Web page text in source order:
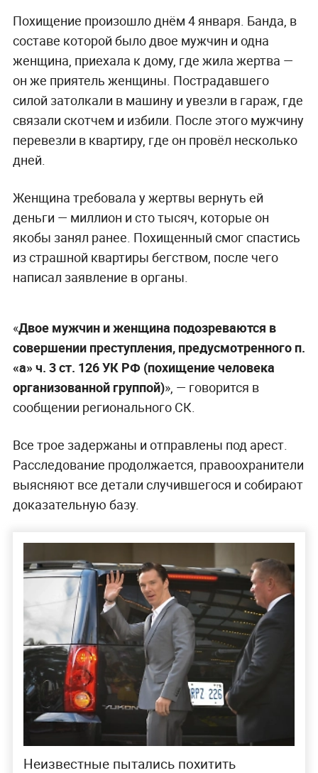
Похищение произошло днём 4 января. Банда, в
составе которой было двое мужчин и одна
женщина, приехала к дому, где жила жертва —
он же приятель женщины. Пострадавшего
силой затолкали в машину и увезли в гараж, где
связали скотчем и избили. После этого мужчину
перевезли в квартиру, где он провёл несколько
дней.
Женщина требовала у жертвы вернуть ей
деньги — миллион и сто тысяч, которые он
якобы занял ранее. Похищенный смог спастись
из страшной квартиры бегством, после чего
написал заявление в органы.
«Двое мужчин и женщина подозреваются в
совершении преступления, предусмотренного п.
«а» ч. 3 ст. 126 УК РФ (похищение человека
организованной группой)», — говорится в
сообщении регионального СК.
Все трое задержаны и отправлены под арест.
Расследование продолжается, правоохранители
выясняют все детали случившегося и собирают
доказательную базу.
Неизвестные пытались похитить